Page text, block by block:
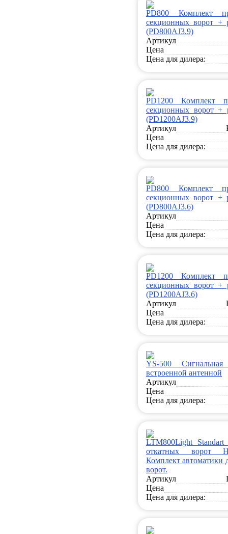
PD800 Комплект
секционных ворот +
(PD800AJ3.9)
Артикул
Цена
Цена для дилера:
PD1200 Комплект
секционных ворот +
(PD1200AJ3.9)
Артикул
Цена
Цена для дилера:
PD800 Комплект
секционных ворот +
(PD800AJ3.6)
Артикул
Цена
Цена для дилера:
PD1200 Комплект
секционных ворот +
(PD1200AJ3.6)
Артикул
Цена
Цена для дилера:
YS-500
встроенной антенной
Артикул
Цена
Цена для дилера:
LTM800Light
откатных ворот
Комплект автоматики
ворот.
Артикул
Цена
Цена для дилера: